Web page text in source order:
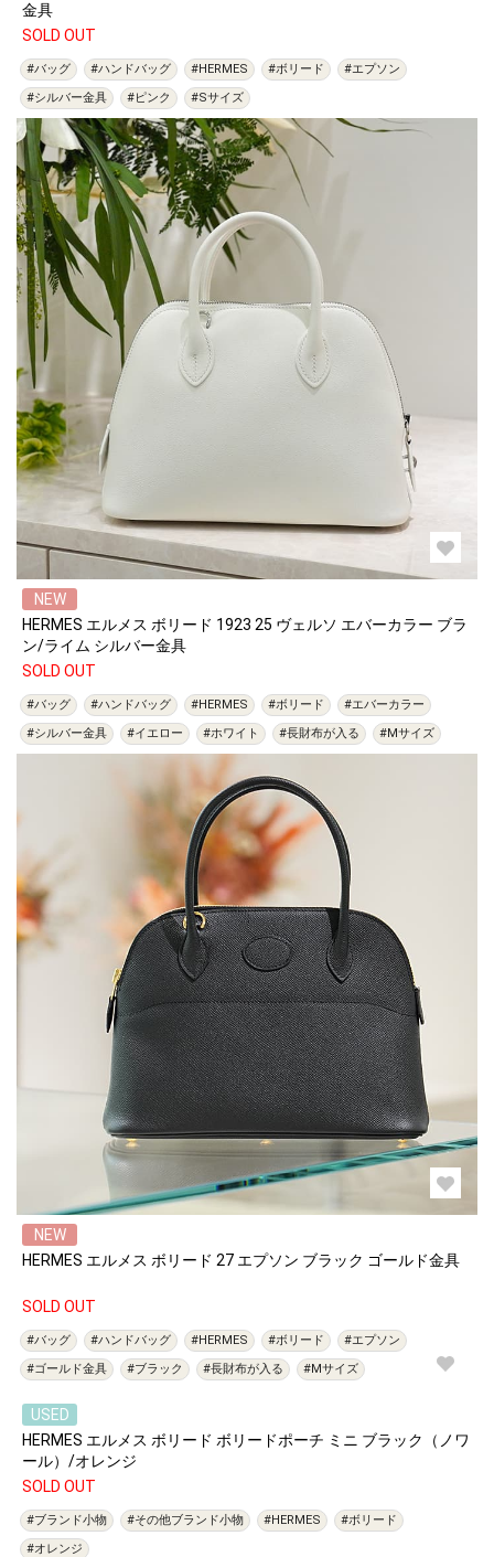
金具
SOLD OUT
#バッグ #ハンドバッグ #HERMES #ボリード
#エプソン
#シルバー金具
#ピンク #Sサイズ
NEW
HERMES エルメス ボリード 1923 25 ヴェルソ エバーカラー ブラ
ン/ライム シルバー金具
SOLD OUT
#バッグ #ハンドバッグ #HERMES #ボリード
#エバーカラー
#シルバー金具
#イエロー #ホワイト #長財布が入る #Mサイズ
NEW
HERMES エルメス ボリード 27 エプソン ブラック ゴールド金具
SOLD OUT
#バッグ #ハンドバッグ #HERMES #ボリード
#エプソン
#ゴールド金具
#ブラック #長財布が入る #Mサイズ
USED
HERMES エルメス ボリード ボリードポーチ ミニ ブラック（ノワ
ール）/オレンジ
SOLD OUT
#ブランド小物 #その他ブランド小物 #HERMES
#ボリード
#オレンジ